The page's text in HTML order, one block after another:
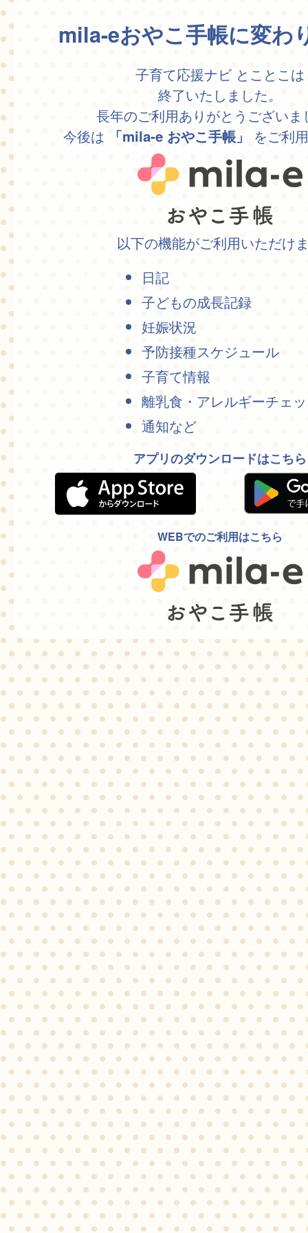
mila-eおやこ手帳に変わ
子育て応援ナビ とことこは
終了いたしました。
長年のご利用ありがとうございま
今後は
「mila-e おやこ手帳」 をご利
以下の機能がご利用いただけ
日記
子どもの成長記録
妊娠状況
予防接種スケジュール
子育て情報
離乳食・アレルギーチェ
通知など
アプリのダウンロードはこちら
WEBでのご利用はこちら